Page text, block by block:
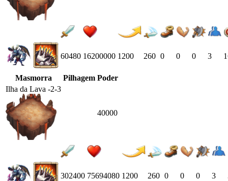
60480 16200000 1200 260 0 0 0 3
Masmorra Pilhagem Poder
Ilha da Lava -2-3
40000
302400 75694080 1200 260 0 0 0 3